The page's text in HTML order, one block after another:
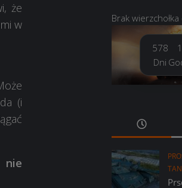
że
w
(i
nie
Brak
578
Dni